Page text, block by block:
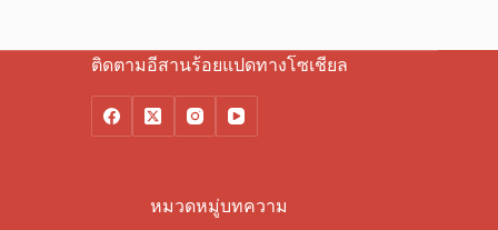
ติดตามอีสานร้อยแปดทางโซเชียล
หมวดหมู่บทความ